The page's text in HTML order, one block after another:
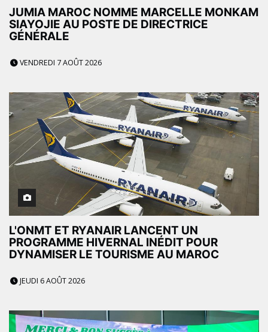
JUMIA MAROC NOMME MARCELLE MONKAM
SIAYOJIE AU POSTE DE DIRECTRICE
GÉNÉRALE
VENDREDI 7 AOÛT 2026
L'ONMT ET RYANAIR LANCENT UN
PROGRAMME HIVERNAL INÉDIT POUR
DYNAMISER LE TOURISME AU MAROC
JEUDI 6 AOÛT 2026